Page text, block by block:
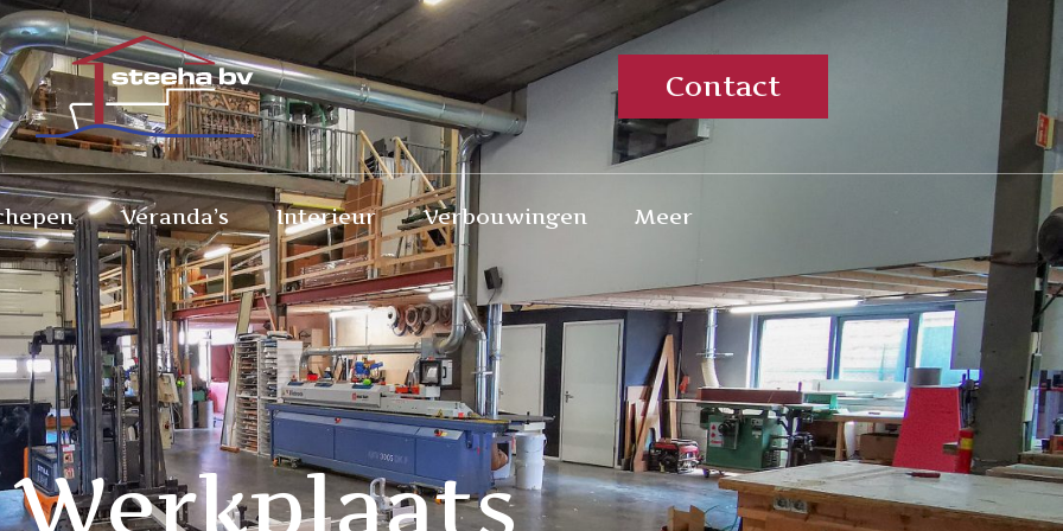
Contact
Veranda’s Interieur Verbouwingen Meer
Werkplaats